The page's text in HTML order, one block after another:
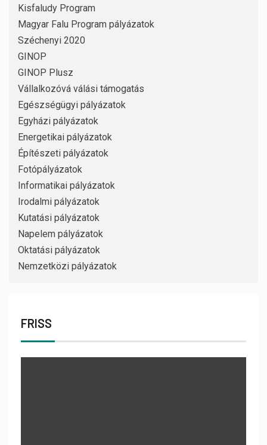
Kisfaludy Program
Magyar Falu Program pályázatok
Széchenyi 2020
GINOP
GINOP Plusz
Vállalkozóvá válási támogatás
Egészségügyi pályázatok
Egyházi pályázatok
Energetikai pályázatok
Építészeti pályázatok
Fotópályázatok
Informatikai pályázatok
Irodalmi pályázatok
Kutatási pályázatok
Napelem pályázatok
Oktatási pályázatok
Nemzetközi pályázatok
FRISS